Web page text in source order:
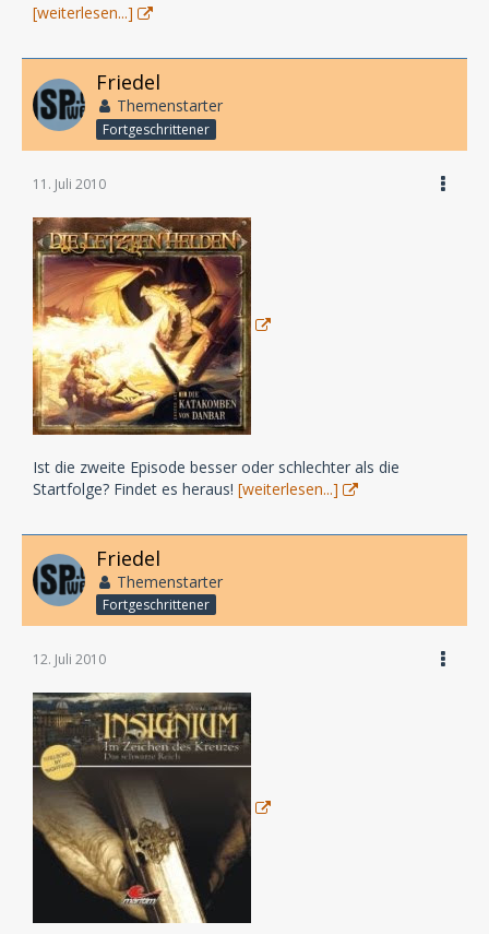
[weiterlesen...]
Friedel
Themenstarter
Fortgeschrittener
11. Juli 2010
Ist die zweite Episode besser oder schlechter als die
Startfolge? Findet es heraus! [weiterlesen...]
Friedel
Themenstarter
Fortgeschrittener
12. Juli 2010